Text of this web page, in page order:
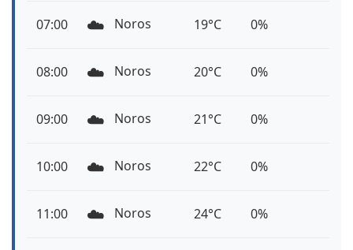
07:00 ☁️ Noros 19°C 0%
08:00 ☁️ Noros 20°C 0%
09:00 ☁️ Noros 21°C 0%
10:00 ☁️ Noros 22°C 0%
11:00 ☁️ Noros 24°C 0%